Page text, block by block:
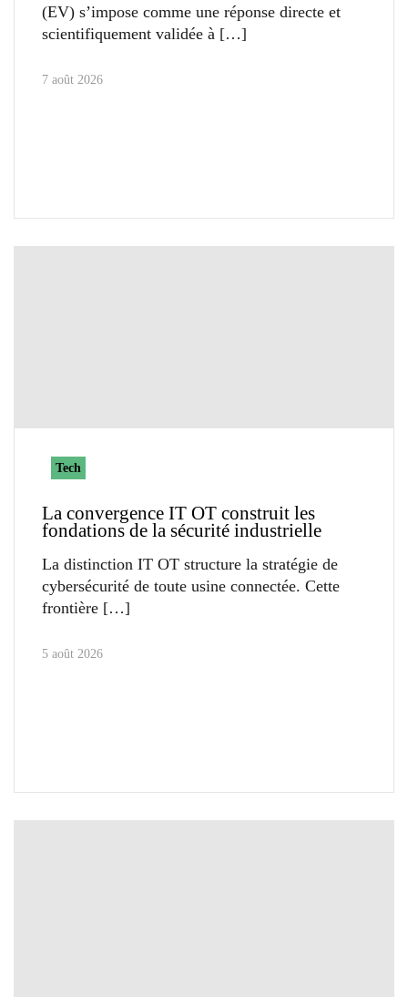
(EV) s’impose comme une réponse directe et
scientifiquement validée à
7 août 2026
Tech
La convergence IT OT construit les
fondations de la sécurité industrielle
La distinction IT OT structure la stratégie de
cybersécurité de toute usine connectée. Cette
frontière
5 août 2026